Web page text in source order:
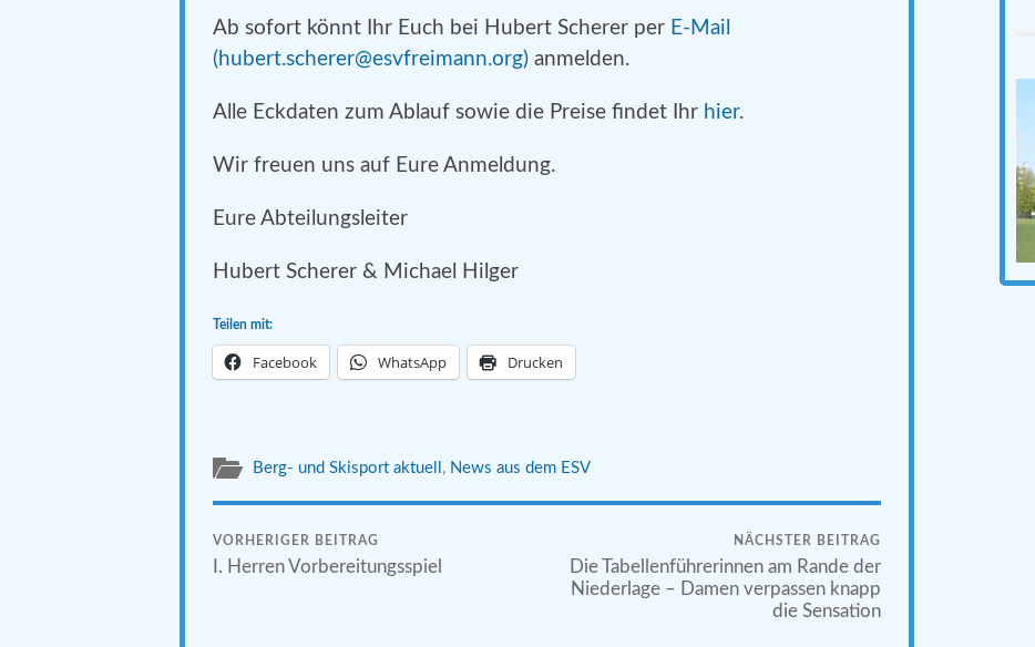
Ab sofort könnt Ihr Euch bei Hubert Scherer per E-Mail
(hubert.scherer@esvfreimann.org) anmelden.
Alle Eckdaten zum Ablauf sowie die Preise findet Ihr hier.
Wir freuen uns auf Eure Anmeldung.
Eure Abteilungsleiter
Hubert Scherer & Michael Hilger
Teilen mit:
Facebook WhatsApp Drucken
Berg- und Skisport aktuell , News aus dem ESV
VORHERIGER BEITRAG
I. Herren Vorbereitungsspiel
NÄCHSTER BEITRAG
Die Tabellenführerinnen am Rande der
Niederlage – Damen verpassen knapp
die Sensation